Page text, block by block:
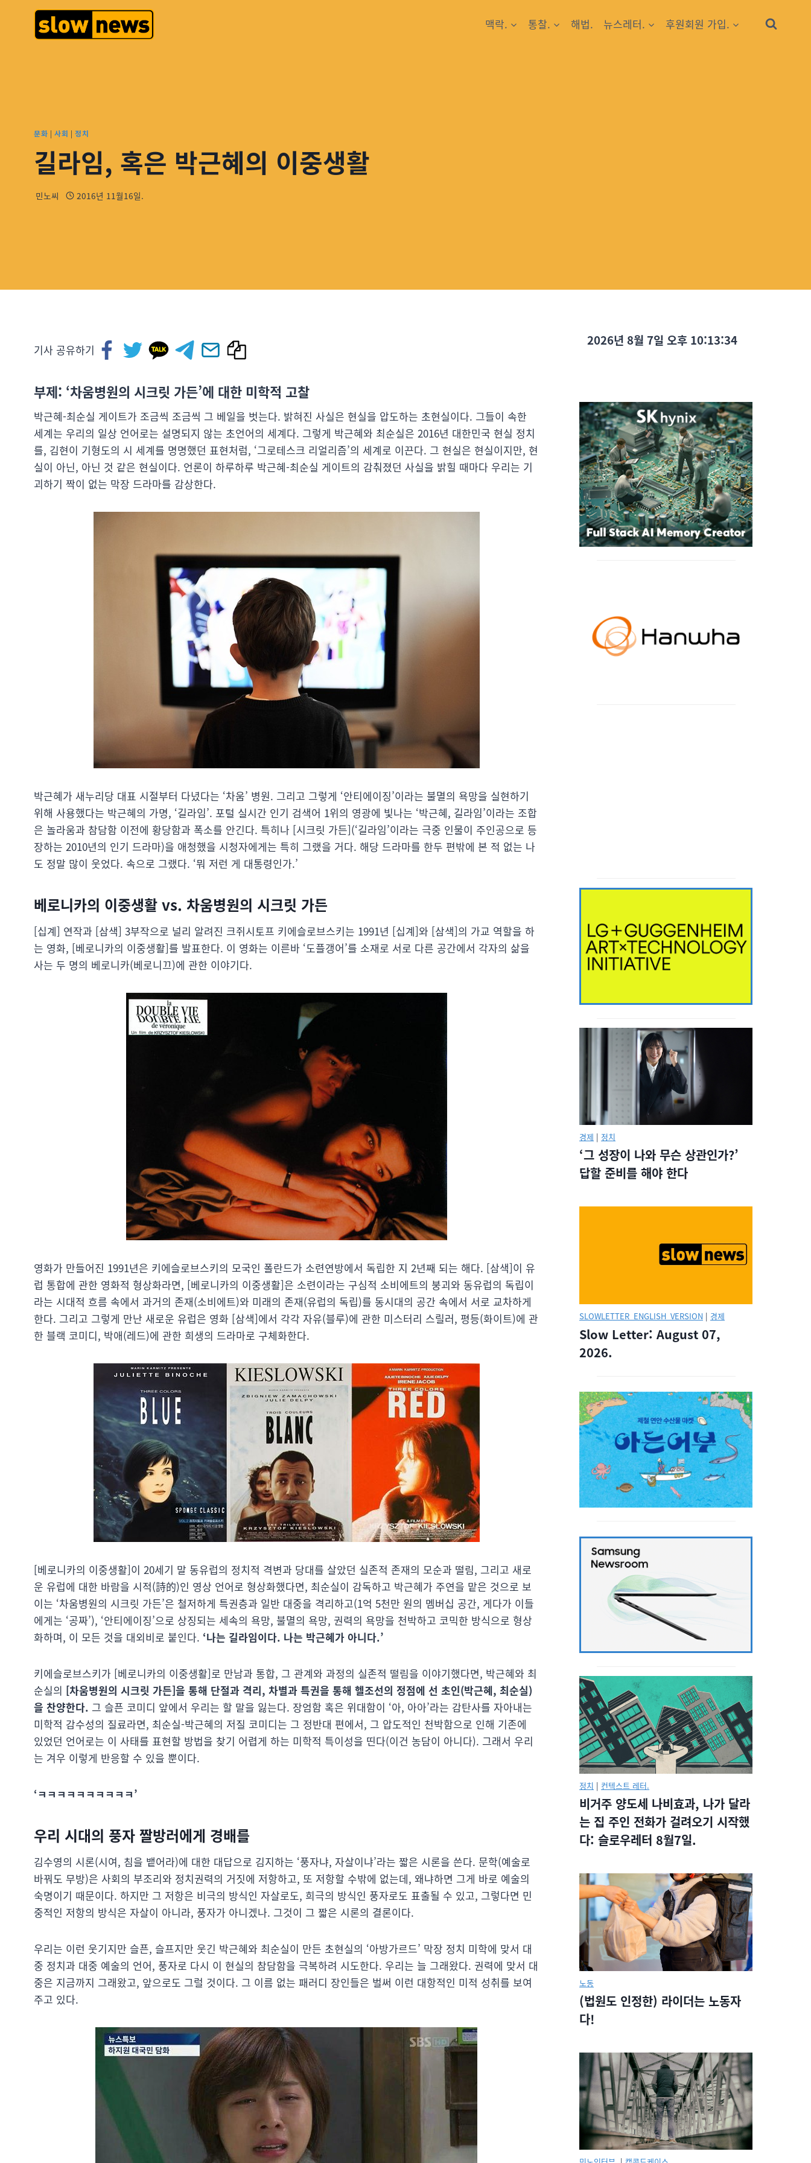
맥락. 통찰. 해법. 뉴스레터. 후원회원 가입.
문화 | 사회 | 정치
길라임, 혹은 박근혜의 이중생활
민노씨 2016년 11월16일.
기사 공유하기
부제: ‘차움병원의 시크릿 가든’에 대한 미학적 고찰
박근혜-최순실 게이트가 조금씩 조금씩 그 베일을 벗는다. 밝혀진 사실은 현실을 압도하는 초현실이다. 그들이 속한
세계는 우리의 일상 언어로는 설명되지 않는 초언어의 세계다. 그렇게 박근혜와 최순실은 2016년 대한민국 현실 정치
를, 김현이 기형도의 시 세계를 명명했던 표현처럼, ‘그로테스크 리얼리즘’의 세계로 이끈다. 그 현실은 현실이지만, 현
실이 아닌, 아닌 것 같은 현실이다. 언론이 하루하루 박근혜-최순실 게이트의 감춰졌던 사실을 밝힐 때마다 우리는 기
괴하기 짝이 없는 막장 드라마를 감상한다.
박근혜가 새누리당 대표 시절부터 다녔다는 ‘차움’ 병원. 그리고 그렇게 ‘안티에이징’이라는 불멸의 욕망을 실현하기
위해 사용했다는 박근혜의 가명, ‘길라임’. 포털 실시간 인기 검색어 1위의 영광에 빛나는 ‘박근혜, 길라임’이라는 조합
은 놀라움과 참담함 이전에 황당함과 폭소를 안긴다. 특히나 [시크릿 가든](‘길라임’이라는 극중 인물이 주인공으로 등
장하는 2010년의 인기 드라마)을 애청했을 시청자에게는 특히 그랬을 거다. 해당 드라마를 한두 편밖에 본 적 없는 나
도 정말 많이 웃었다. 속으로 그랬다. ‘뭐 저런 게 대통령인가.’
베로니카의 이중생활 vs. 차움병원의 시크릿 가든
[십계] 연작과 [삼색] 3부작으로 널리 알려진 크쥐시토프 키에슬로브스키는 1991년 [십계]와 [삼색]의 가교 역할을 하
는 영화, [베로니카의 이중생활]를 발표한다. 이 영화는 이른바 ‘도플갱어’를 소재로 서로 다른 공간에서 각자의 삶을
사는 두 명의 베로니카(베로니끄)에 관한 이야기다.
영화가 만들어진 1991년은 키에슬로브스키의 모국인 폴란드가 소련연방에서 독립한 지 2년째 되는 해다. [삼색]이 유
럽 통합에 관한 영화적 형상화라면, [베로니카의 이중생활]은 소련이라는 구심적 소비에트의 붕괴와 동유럽의 독립이
라는 시대적 흐름 속에서 과거의 존재(소비에트)와 미래의 존재(유럽의 독립)를 동시대의 공간 속에서 서로 교차하게
한다. 그리고 그렇게 만난 새로운 유럽은 영화 [삼색]에서 각각 자유(블루)에 관한 미스터리 스릴러, 평등(화이트)에 관
한 블랙 코미디, 박애(레드)에 관한 희생의 드라마로 구체화한다.
[베로니카의 이중생활]이 20세기 말 동유럽의 정치적 격변과 당대를 살았던 실존적 존재의 모순과 떨림, 그리고 새로
운 유럽에 대한 바람을 시적(詩的)인 영상 언어로 형상화했다면, 최순실이 감독하고 박근혜가 주연을 맡은 것으로 보
이는 ‘차움병원의 시크릿 가든’은 철저하게 특권층과 일반 대중을 격리하고(1억 5천만 원의 멤버십 공간, 게다가 이들
에게는 ‘공짜’), ‘안티에이징’으로 상징되는 세속의 욕망, 불멸의 욕망, 권력의 욕망을 천박하고 코믹한 방식으로 형상
화하며, 이 모든 것을 대외비로 붙인다. ‘나는 길라임이다. 나는 박근혜가 아니다.’
키에슬로브스키가 [베로니카의 이중생활]로 만남과 통합, 그 관계와 과정의 실존적 떨림을 이야기했다면, 박근혜와 최
순실의 [차움병원의 시크릿 가든]을 통해 단절과 격리, 차별과 특권을 통해 헬조선의 정점에 선 초인(박근혜, 최순실)
을 찬양한다. 그 슬픈 코미디 앞에서 우리는 할 말을 잃는다. 장엄함 혹은 위대함이 ‘아, 아아’라는 감탄사를 자아내는
미학적 감수성의 질료라면, 최순실-박근혜의 저질 코미디는 그 정반대 편에서, 그 압도적인 천박함으로 인해 기존에
있었던 언어로는 이 사태를 표현할 방법을 찾기 어렵게 하는 미학적 특이성을 띤다(이건 농담이 아니다). 그래서 우리
는 겨우 이렇게 반응할 수 있을 뿐이다.
‘ㅋㅋㅋㅋㅋㅋㅋㅋㅋㅋ’
우리 시대의 풍자 짤방러에게 경배를
김수영의 시론(시여, 침을 뱉어라)에 대한 대답으로 김지하는 ‘풍자냐, 자살이냐’라는 짧은 시론을 쓴다. 문학(예술로
바꿔도 무방)은 사회의 부조리와 정치권력의 거짓에 저항하고, 또 저항할 수밖에 없는데, 왜냐하면 그게 바로 예술의
숙명이기 때문이다. 하지만 그 저항은 비극의 방식인 자살로도, 희극의 방식인 풍자로도 표출될 수 있고, 그렇다면 민
중적인 저항의 방식은 자살이 아니라, 풍자가 아니겠나. 그것이 그 짧은 시론의 결론이다.
우리는 이런 웃기지만 슬픈, 슬프지만 웃긴 박근혜와 최순실이 만든 초현실의 ‘아방가르드’ 막장 정치 미학에 맞서 대
중 정치과 대중 예술의 언어, 풍자로 다시 이 현실의 참담함을 극복하려 시도한다. 우리는 늘 그래왔다. 권력에 맞서 대
중은 지금까지 그래왔고, 앞으로도 그럴 것이다. 그 이름 없는 패러디 장인들은 벌써 이런 대항적인 미적 성취를 보여
주고 있다.
2026년 8월 7일 오후 10:13:36
경제 | 정치
‘그 성장이 나와 무슨 상관인가?’
답할 준비를 해야 한다
SLOWLETTER_ENGLISH_VERSION | 경제
Slow Letter: August 07,
2026.
정치 | 컨텍스트 레터.
비거주 양도세 나비효과, 나가 달라
는 집 주인 전화가 걸려오기 시작했
다: 슬로우레터 8월7일.
노동
(법원도 인정한) 라이더는 노동자
다!